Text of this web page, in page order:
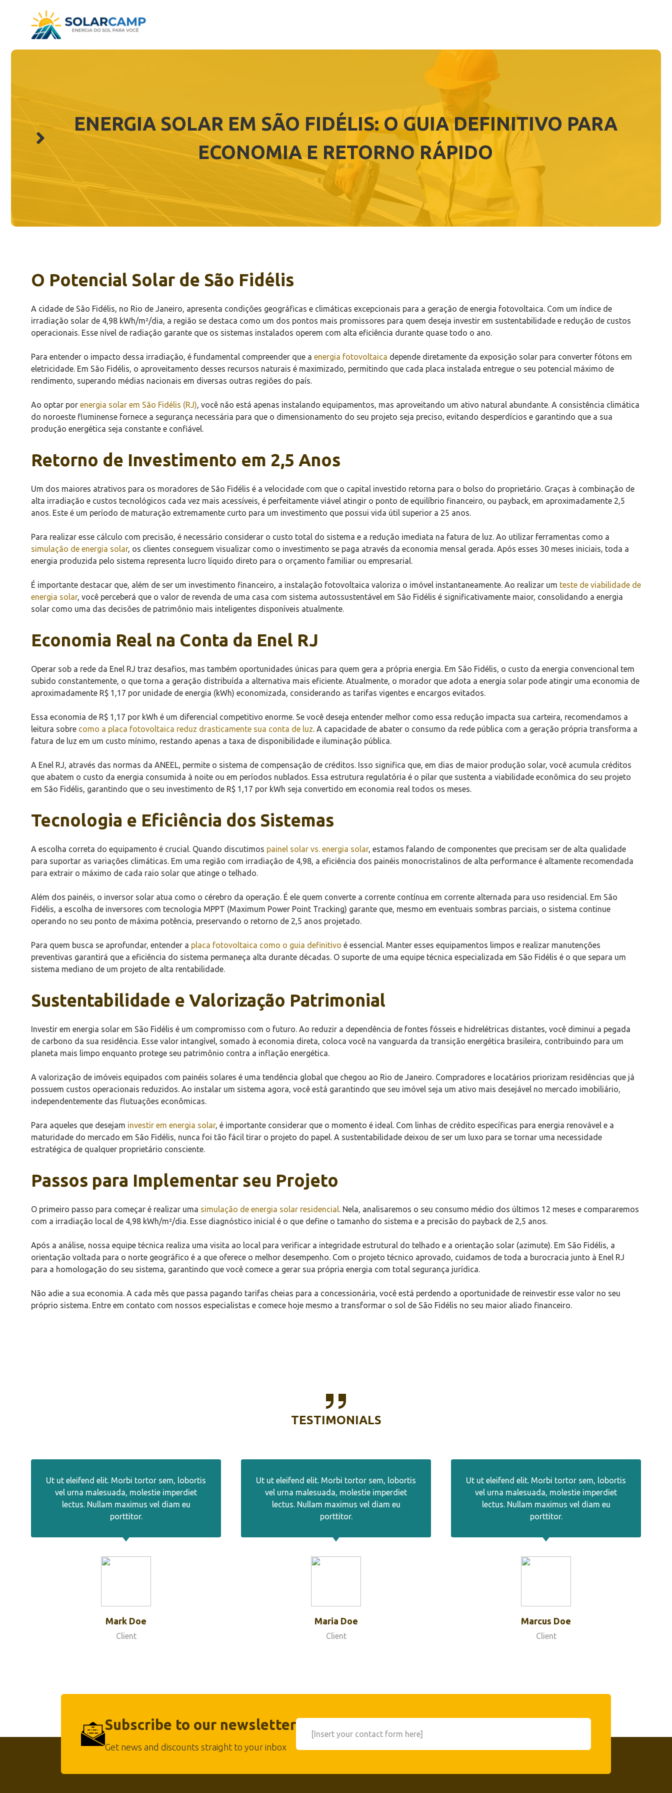
conteúdo
ENERGIA SOLAR EM SÃO FIDÉLIS: O GUIA DEFINITIVO PARA
ECONOMIA E RETORNO RÁPIDO
O Potencial Solar de São Fidélis
A cidade de São Fidélis, no Rio de Janeiro, apresenta condições geográficas e climáticas excepcionais para a geração de energia fotovoltaica. Com um índice de
irradiação solar de 4,98 kWh/m²/dia, a região se destaca como um dos pontos mais promissores para quem deseja investir em sustentabilidade e redução de custos
operacionais. Esse nível de radiação garante que os sistemas instalados operem com alta eficiência durante quase todo o ano.
Para entender o impacto dessa irradiação, é fundamental compreender que a energia fotovoltaica depende diretamente da exposição solar para converter fótons em
eletricidade. Em São Fidélis, o aproveitamento desses recursos naturais é maximizado, permitindo que cada placa instalada entregue o seu potencial máximo de
rendimento, superando médias nacionais em diversas outras regiões do país.
Ao optar por energia solar em São Fidélis (RJ) , você não está apenas instalando equipamentos, mas aproveitando um ativo natural abundante. A consistência climática
do noroeste fluminense fornece a segurança necessária para que o dimensionamento do seu projeto seja preciso, evitando desperdícios e garantindo que a sua
produção energética seja constante e confiável.
Retorno de Investimento em 2,5 Anos
Um dos maiores atrativos para os moradores de São Fidélis é a velocidade com que o capital investido retorna para o bolso do proprietário. Graças à combinação de
alta irradiação e custos tecnológicos cada vez mais acessíveis, é perfeitamente viável atingir o ponto de equilíbrio financeiro, ou payback, em aproximadamente 2,5
anos. Este é um período de maturação extremamente curto para um investimento que possui vida útil superior a 25 anos.
Para realizar esse cálculo com precisão, é necessário considerar o custo total do sistema e a redução imediata na fatura de luz. Ao utilizar ferramentas como a
simulação de energia solar, os clientes conseguem visualizar como o investimento se paga através da economia mensal gerada. Após esses 30 meses iniciais, toda a
energia produzida pelo sistema representa lucro líquido direto para o orçamento familiar ou empresarial.
É importante destacar que, além de ser um investimento financeiro, a instalação fotovoltaica valoriza o imóvel instantaneamente. Ao realizar um teste de viabilidade de
energia solar, você perceberá que o valor de revenda de uma casa com sistema autossustentável em São Fidélis é significativamente maior, consolidando a energia
solar como uma das decisões de patrimônio mais inteligentes disponíveis atualmente.
Economia Real na Conta da Enel RJ
Operar sob a rede da Enel RJ traz desafios, mas também oportunidades únicas para quem gera a própria energia. Em São Fidélis, o custo da energia convencional tem
subido constantemente, o que torna a geração distribuída a alternativa mais eficiente. Atualmente, o morador que adota a energia solar pode atingir uma economia de
aproximadamente R$ 1,17 por unidade de energia (kWh) economizada, considerando as tarifas vigentes e encargos evitados.
Essa economia de R$ 1,17 por kWh é um diferencial competitivo enorme. Se você deseja entender melhor como essa redução impacta sua carteira, recomendamos a
leitura sobre como a placa fotovoltaica reduz drasticamente sua conta de luz . A capacidade de abater o consumo da rede pública com a geração própria transforma a
fatura de luz em um custo mínimo, restando apenas a taxa de disponibilidade e iluminação pública.
A Enel RJ, através das normas da ANEEL, permite o sistema de compensação de créditos. Isso significa que, em dias de maior produção solar, você acumula créditos
que abatem o custo da energia consumida à noite ou em períodos nublados. Essa estrutura regulatória é o pilar que sustenta a viabilidade econômica do seu projeto
em São Fidélis, garantindo que o seu investimento de R$ 1,17 por kWh seja convertido em economia real todos os meses.
Tecnologia e Eficiência dos Sistemas
A escolha correta do equipamento é crucial. Quando discutimos painel solar vs. energia solar, estamos falando de componentes que precisam ser de alta qualidade
para suportar as variações climáticas. Em uma região com irradiação de 4,98, a eficiência dos painéis monocristalinos de alta performance é altamente recomendada
para extrair o máximo de cada raio solar que atinge o telhado.
Além dos painéis, o inversor solar atua como o cérebro da operação. É ele quem converte a corrente contínua em corrente alternada para uso residencial. Em São
Fidélis, a escolha de inversores com tecnologia MPPT (Maximum Power Point Tracking) garante que, mesmo em eventuais sombras parciais, o sistema continue
operando no seu ponto de máxima potência, preservando o retorno de 2,5 anos projetado.
Para quem busca se aprofundar, entender a placa fotovoltaica como o guia definitivo é essencial. Manter esses equipamentos limpos e realizar manutenções
preventivas garantirá que a eficiência do sistema permaneça alta durante décadas. O suporte de uma equipe técnica especializada em São Fidélis é o que separa um
sistema mediano de um projeto de alta rentabilidade.
Sustentabilidade e Valorização Patrimonial
Investir em energia solar em São Fidélis é um compromisso com o futuro. Ao reduzir a dependência de fontes fósseis e hidrelétricas distantes, você diminui a pegada
de carbono da sua residência. Esse valor intangível, somado à economia direta, coloca você na vanguarda da transição energética brasileira, contribuindo para um
planeta mais limpo enquanto protege seu patrimônio contra a inflação energética.
A valorização de imóveis equipados com painéis solares é uma tendência global que chegou ao Rio de Janeiro. Compradores e locatários priorizam residências que já
possuem custos operacionais reduzidos. Ao instalar um sistema agora, você está garantindo que seu imóvel seja um ativo mais desejável no mercado imobiliário,
independentemente das flutuações econômicas.
Para aqueles que desejam investir em energia solar, é importante considerar que o momento é ideal. Com linhas de crédito específicas para energia renovável e a
maturidade do mercado em São Fidélis, nunca foi tão fácil tirar o projeto do papel. A sustentabilidade deixou de ser um luxo para se tornar uma necessidade
estratégica de qualquer proprietário consciente.
Passos para Implementar seu Projeto
O primeiro passo para começar é realizar uma simulação de energia solar residencial
. Nela, analisaremos o seu consumo médio dos últimos 12 meses e compararemos
com a irradiação local de 4,98 kWh/m²/dia. Esse diagnóstico inicial é o que define o tamanho do sistema e a precisão do payback de 2,5 anos.
Após a análise, nossa equipe técnica realiza uma visita ao local para verificar a integridade estrutural do telhado e a orientação solar (azimute). Em São Fidélis, a
orientação voltada para o norte geográfico é a que oferece o melhor desempenho. Com o projeto técnico aprovado, cuidamos de toda a burocracia junto à Enel RJ
para a homologação do seu sistema, garantindo que você comece a gerar sua própria energia com total segurança jurídica.
Não adie a sua economia. A cada mês que passa pagando tarifas cheias para a concessionária, você está perdendo a oportunidade de reinvestir esse valor no seu
próprio sistema. Entre em contato com nossos especialistas e comece hoje mesmo a transformar o sol de São Fidélis no seu maior aliado financeiro.
TESTIMONIALS
Ut ut eleifend elit. Morbi tortor sem, lobortis
vel urna malesuada, molestie imperdiet
lectus. Nullam maximus vel diam eu
porttitor.
Mark Doe
Client
Ut ut eleifend elit. Morbi tortor sem, lobortis
vel urna malesuada, molestie imperdiet
lectus. Nullam maximus vel diam eu
porttitor.
Maria Doe
Client
Ut ut eleifend elit. Morbi tortor sem, lobortis
vel urna malesuada, molestie imperdiet
lectus. Nullam maximus vel diam eu
porttitor.
Marcus Doe
Client
Subscribe to our newsletter
Get news and discounts straight to your inbox
[Insert your contact form here]